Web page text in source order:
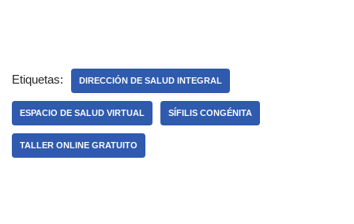
Etiquetas: DIRECCIÓN DE SALUD INTEGRAL
ESPACIO DE SALUD VIRTUAL SÍFILIS CONGÉNITA
TALLER ONLINE GRATUITO